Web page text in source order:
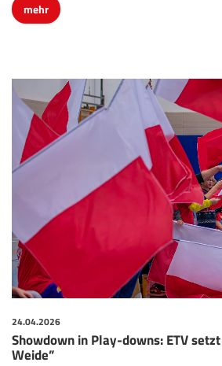
mehr
24.04.2026
Showdown in Play-downs: ETV
Weide”